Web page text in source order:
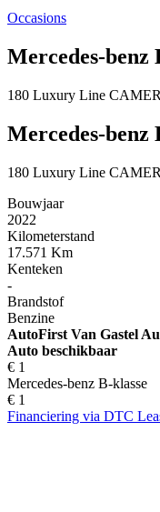
Occasions
Mercedes-benz
180 Luxury Line
Mercedes-benz
180 Luxury Line
Bouwjaar
2022
Kilometerstand
17.571 Km
Kenteken
-
Brandstof
Benzine
AutoFirst Van Gastel
Auto beschikbaar
€ 1
Mercedes-benz B-klasse
€ 1
Financiering via DTC